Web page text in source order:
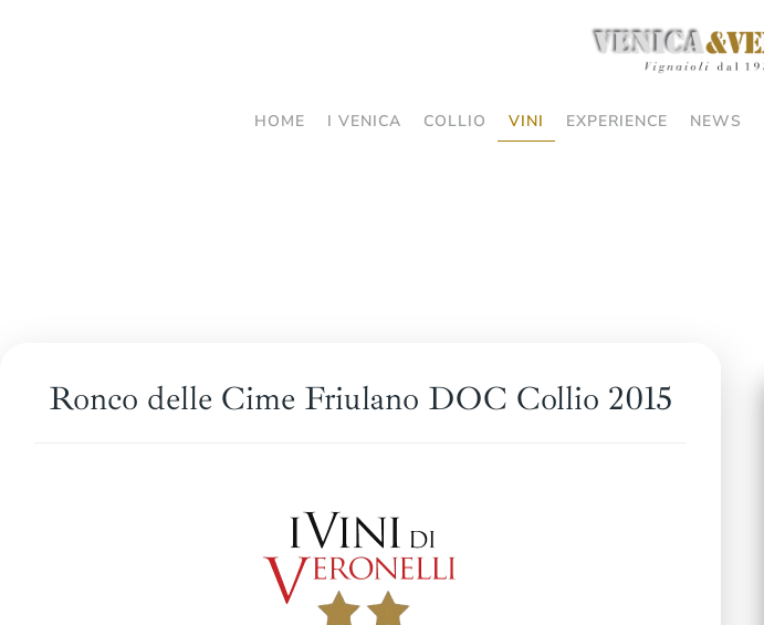
HOME I VENICA COLLIO VINI EXPERIENCE NEWS
Ronco delle Cime Friulano DOC Collio 2015